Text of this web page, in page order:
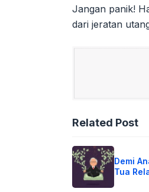
Jangan panik!
dari jeratan
Related Post
Demi
Tua